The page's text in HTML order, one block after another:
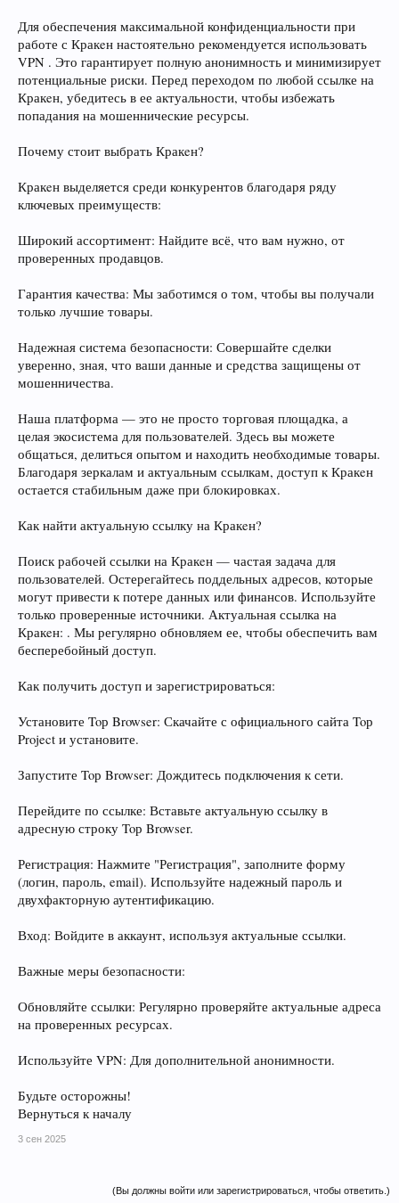
Для обеспечения максимальной конфиденциальности при
работе с Кракeн настоятельно рекомендуется использовать
VPN . Это гарантирует полную анонимность и минимизирует
потенциальные риски. Перед переходом по любой ссылке на
Кракeн, убедитесь в ее актуальности, чтобы избежать
попадания на мошеннические ресурсы.
Почему стоит выбрать Кракeн?
Кракeн выделяется среди конкурентов благодаря ряду
ключевых преимуществ:
Широкий ассортимент: Найдите всё, что вам нужно, от
проверенных продавцов.
Гарантия качества: Мы заботимся о том, чтобы вы получали
только лучшие товары.
Надежная система безопасности: Совершайте сделки
уверенно, зная, что ваши данные и средства защищены от
мошенничества.
Наша платформа — это не просто торговая площадка, а
целая экосистема для пользователей. Здесь вы можете
общаться, делиться опытом и находить необходимые товары.
Благодаря зеркалам и актуальным ссылкам, доступ к Кракeн
остается стабильным даже при блокировках.
Как найти актуальную ссылку на Кракeн?
Поиск рабочей ссылки на Кракeн — частая задача для
пользователей. Остерегайтесь поддельных адресов, которые
могут привести к потере данных или финансов. Используйте
только проверенные источники. Актуальная ссылка на
Кракeн: . Мы регулярно обновляем ее, чтобы обеспечить вам
бесперебойный доступ.
Как получить доступ и зарегистрироваться:
Установите Toр Browser: Скачайте с официального сайта Toр
Project и установите.
Запустите Toр Browser: Дождитесь подключения к сети.
Перейдите по ссылке: Вставьте актуальную ссылку в
адресную строку Toр Browser.
Регистрация: Нажмите "Регистрация", заполните форму
(логин, пароль, email). Используйте надежный пароль и
двухфакторную аутентификацию.
Вход: Войдите в аккаунт, используя актуальные ссылки.
Важные меры безопасности:
Обновляйте ссылки: Регулярно проверяйте актуальные адреса
на проверенных ресурсах.
Используйте VPN: Для дополнительной анонимности.
Будьте осторожны!
Вернуться к началу
3 сен 2025
(Вы должны войти или зарегистрироваться, чтобы ответить.)